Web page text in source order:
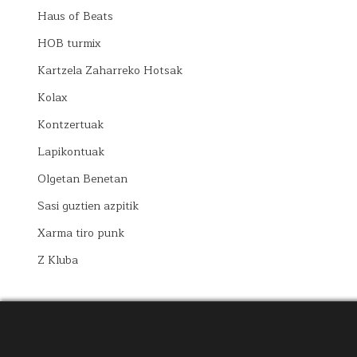
Haus of Beats
HOB turmix
Kartzela Zaharreko Hotsak
Kolax
Kontzertuak
Lapikontuak
Olgetan Benetan
Sasi guztien azpitik
Xarma tiro punk
Z Kluba